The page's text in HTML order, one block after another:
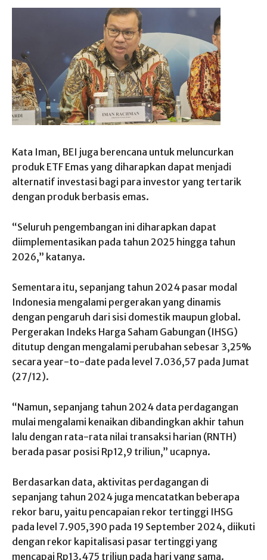
Kata Iman, BEI juga berencana untuk meluncurkan
produk ETF Emas yang diharapkan dapat menjadi
alternatif investasi bagi para investor yang tertarik
dengan produk berbasis emas.
“Seluruh pengembangan ini diharapkan dapat
diimplementasikan pada tahun 2025 hingga tahun
2026,” katanya.
Sementara itu, sepanjang tahun 2024 pasar modal
Indonesia mengalami pergerakan yang dinamis
dengan pengaruh dari sisi domestik maupun global.
Pergerakan Indeks Harga Saham Gabungan (IHSG)
ditutup dengan mengalami perubahan sebesar 3,25%
secara year-to-date pada level 7.036,57 pada Jumat
(27/12).
“Namun, sepanjang tahun 2024 data perdagangan
mulai mengalami kenaikan dibandingkan akhir tahun
lalu dengan rata-rata nilai transaksi harian (RNTH)
berada pasar posisi Rp12,9 triliun,” ucapnya.
Berdasarkan data, aktivitas perdagangan di
sepanjang tahun 2024 juga mencatatkan beberapa
rekor baru, yaitu pencapaian rekor tertinggi IHSG
pada level 7.905,390 pada 19 September 2024, diikuti
dengan rekor kapitalisasi pasar tertinggi yang
mencapai Rp13.475 triliun pada hari yang sama.